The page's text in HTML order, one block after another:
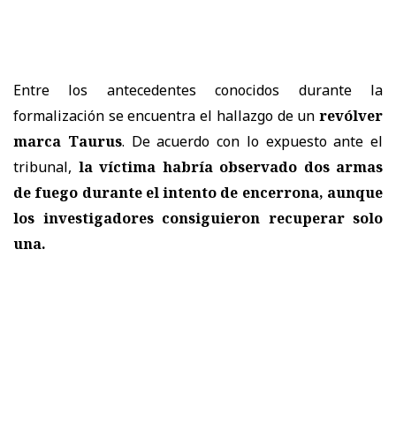
Entre los antecedentes conocidos durante la
formalización se encuentra el hallazgo de un revólver
marca Taurus. De acuerdo con lo expuesto ante el
tribunal, la víctima habría observado dos armas
de fuego durante el intento de encerrona, aunque
los investigadores consiguieron recuperar solo
una.